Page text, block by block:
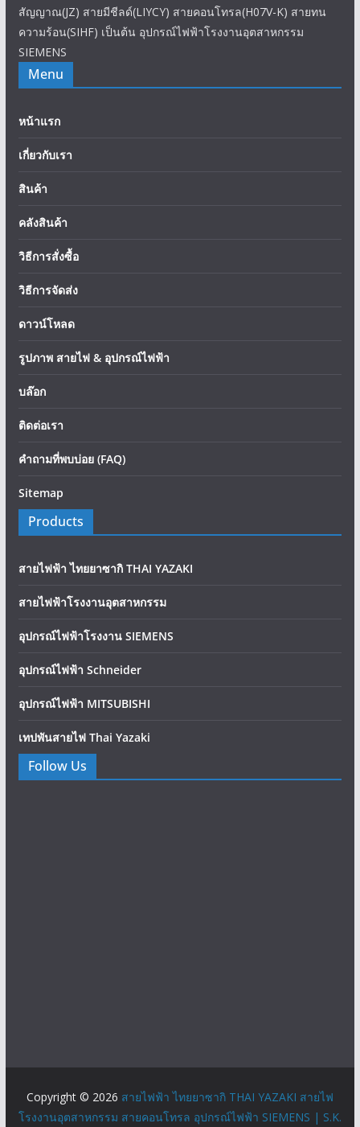
สัญญาณ(JZ) สายมีชีลด์(LIYCY) สายคอนโทรล(H07V-K) สายทน
ความร้อน(SIHF) เป็นต้น อุปกรณ์ไฟฟ้าโรงงานอุตสาหกรรม
SIEMENS
Menu
หน้าแรก
เกี่ยวกับเรา
สินค้า
คลังสินค้า
วิธีการสั่งซื้อ
วิธีการจัดส่ง
ดาวน์โหลด
รูปภาพ สายไฟ & อุปกรณ์ไฟฟ้า
บล๊อก
ติดต่อเรา
คำถามที่พบบ่อย (FAQ)
Sitemap
Products
สายไฟฟ้า ไทยยาซากิ THAI YAZAKI
สายไฟฟ้าโรงงานอุตสาหกรรม
อุปกรณ์ไฟฟ้าโรงงาน SIEMENS
อุปกรณ์ไฟฟ้า Schneider
อุปกรณ์ไฟฟ้า MITSUBISHI
เทปพันสายไฟ Thai Yazaki
Follow Us
Copyright © 2026 สายไฟฟ้า ไทยยาซากิ THAI YAZAKI สายไฟ
โรงงานอุตสาหกรรม สายคอนโทรล อุปกรณ์ไฟฟ้า SIEMENS | S.K.